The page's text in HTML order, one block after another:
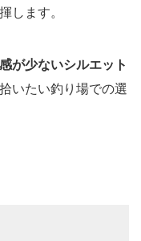
します。
が少ないシルエット
いたい釣り場での選